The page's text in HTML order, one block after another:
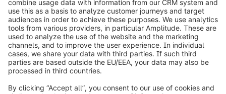
info@shopware.com
Informazioni su Shopware